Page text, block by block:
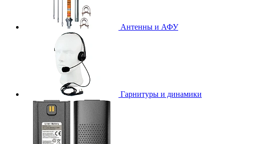
Антенны и АФУ
Гарнитуры и динамики